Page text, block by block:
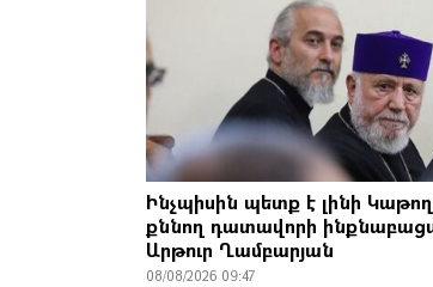
Ինչպիսին պետք է լինի
քննող դատավորի
Արթուր Ղամբարյան
08/08/2026 09:47